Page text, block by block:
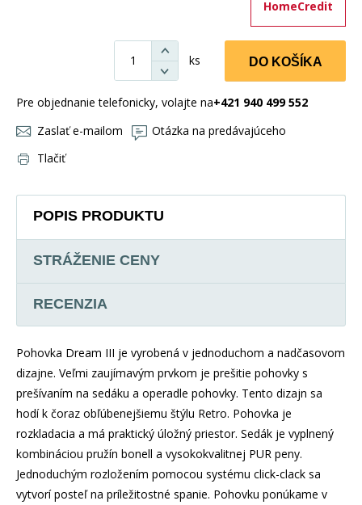
HomeCredit
ks DO KOŠÍKA
Pre objednanie telefonicky, volajte na+421 940 499 552
Zaslať e-mailom
Otázka na predávajúceho
Tlačiť
POPIS PRODUKTU
STRÁŽENIE CENY
RECENZIA
Pohovka Dream III je vyrobená v jednoduchom a nadčasovom
dizajne. Veľmi zaujímavým prvkom je prešitie pohovky s
prešívaním na sedáku a operadle pohovky. Tento dizajn sa
hodí k čoraz obľúbenejšiemu štýlu Retro. Pohovka je
rozkladacia a má praktický úložný priestor. Sedák je vyplnený
kombináciou pružín bonell a vysokokvalitnej PUR peny.
Jednoduchým rozložením pomocou systému click-clack sa
vytvorí posteľ na príležitostné spanie. Pohovku ponúkame v